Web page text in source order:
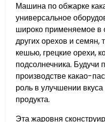
Машина по обжарке
универсальное
широко применяемое в
других орехов и семян,
кешью, грецкие орехи,
подсолнечника.
производстве какао-
роль в улучшении
продукта.
Эта жаровня